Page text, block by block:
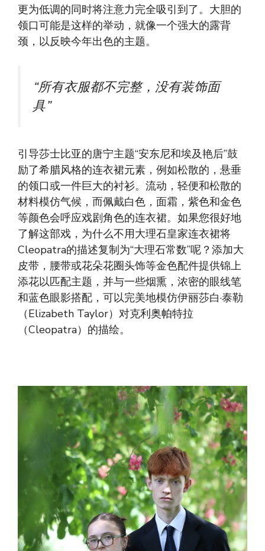
更为低调的同时将注意力完全吸引到了。大胆的
领口可能是这样的举动，就像一个强大的露背
颈，以反映今年出色的主题。
“所有衣服都不完整，没有装饰面
具”
引导莎士比亚的唐宁主题“安东尼和埃及艳后”鼓
励了希腊风格的连衣裙元素，例如松散的，悬垂
的领口或一件巨大的衬衫。流动，轻便和松散的
材料模仿气候，而佩戴白色，面霜，紫色和金色
等颜色会呼应戏剧角色的连衣裙。如果您很好地
了解这部戏，为什么不用大理石皇家连衣裙将
Cleopatra的描述复制为“大理石常数”呢？添加大
皮带，腰带或花朵花圈头饰等金色配件提供锦上
添花以匹配主题，并与一些烟熏，浓密的眼线笔
和蓝色眼影搭配，可以完美地模仿伊丽莎白·泰勒
（Elizabeth Taylor）对克利奥帕特拉
（Cleopatra）的描绘。